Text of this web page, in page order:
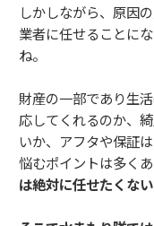
しかしながら、原因
業者に任せることに
ね。
財産の一部であり生
応してくれるのか、
いか、アフタや保証
悩むポイントは多く
は絶対に任せたくない